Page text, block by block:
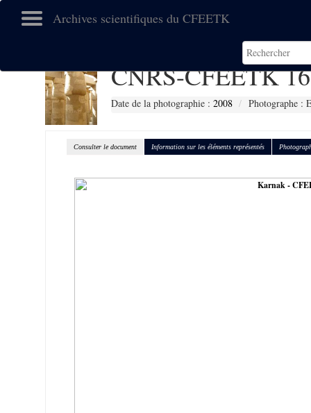
Archives scientifiques du CFEETK
CNRS-CFEETK
Date de la photographie : 2008 Photographe :
Consulter le document Information sur les éléments représentés